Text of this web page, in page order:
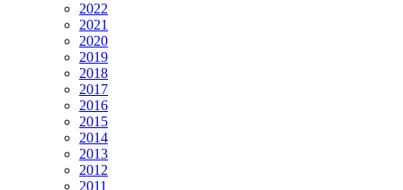
2022
2021
2020
2019
2018
2017
2016
2015
2014
2013
2012
2011